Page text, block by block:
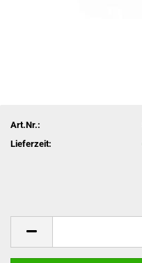
Art.Nr.:
Lieferzeit: